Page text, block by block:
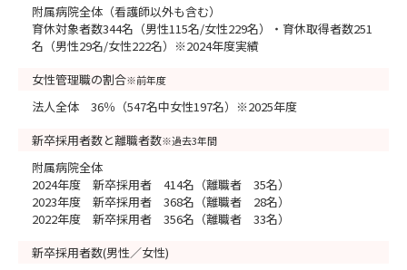
附属病院全体（看護師以外も含む）
育休対象者数344名（男性115名/女性229名）・育休取得者数251
名（男性29名/女性222名）※2024年度実績
女性管理職の割合※前年度
法人全体 36％（547名中女性197名）※2025年度
新卒採用者数と離職者数※過去3年間
附属病院全体
2024年度 新卒採用者 414名（離職者 35名）
2023年度 新卒採用者 368名（離職者 28名）
2022年度 新卒採用者 356名（離職者 33名）
新卒採用者数(男性／女性)